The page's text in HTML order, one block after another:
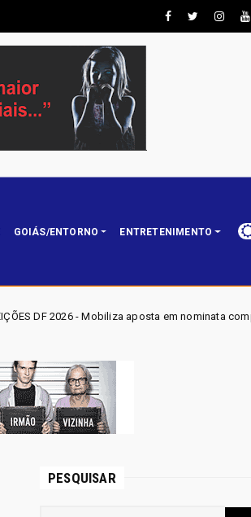
GOIÁS/ENTORNO ENTRETENIMENTO
aposta em nominata completa e mira eleger
PESQUISAR